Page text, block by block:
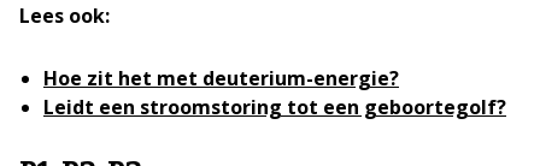
Lees ook:
Hoe zit het met deuterium-energie?
Leidt een stroomstoring tot een geboortegolf?